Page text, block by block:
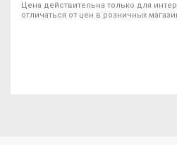
Цена действительна только для
отличаться от цен в розничных